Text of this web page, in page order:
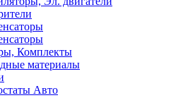
Комплекты
материалы
Авто